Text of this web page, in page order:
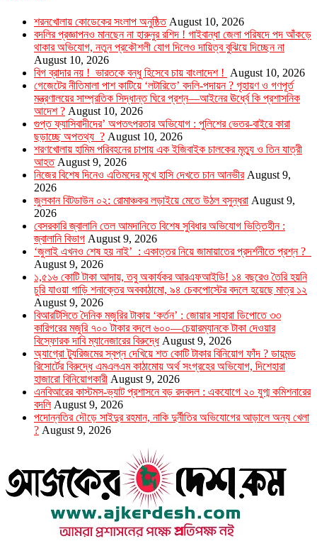
শরনখোলায় কোডেকের সংলাপ অনুষ্ঠিত August 10, 2026
বদলির প্রজ্ঞাপনও মানছেন না হারুনুর রশিদ ! গাইবান্ধা জেলা পরিষদে পদ আঁকড়ে
থাকার অভিযোগ, নতুন প্রকৌশলী যোগ দিলেও দায়িত্ব বুঝিয়ে দিচ্ছেন না
August 10, 2026
বিগ ব্রাদার নয় ! ভারতকে বন্ধু হিসেবে চায় বাংলাদেশ ! August 10, 2026
গেজেটের নীতিমালা পাশ কাটিয়ে ‘লটারিতে’ বদলি-পদায়ন ? গৃহায়ণ ও গণপূর্ত
মন্ত্রণালয়ের সাম্প্রতিক সিদ্ধান্ত ঘিরে প্রশ্ন—আইনের ঊর্ধ্বে কি প্রশাসনিক
আদেশ ? August 10, 2026
গুপ্ত ফ্যাসিবাদীদের’ অপতৎপরতার অভিযোগ : পুলিশের ভেতর-বাইরে কারা
ছড়াচ্ছে অপতথ্য ? August 10, 2026
শরণখোলায় হামিম পরিবহনের চাপায় এক ইজিবাইক চালকের মৃত্যু ও তিন যাত্রী
আহত August 9, 2026
নিজের বিশেষ দিনেও এতিমদের মুখে হাসি দেখতে চান আনভীর August 9,
2026
জুলকান বিটডাউন ০২: রোমাঞ্চকর লড়াইয়ে মেতে উঠল বসুন্ধরা August 9,
2026
বেসরকারি জ্বালানি তেল আমদানিতে বিশেষ সুবিধার অভিযোগ ভিত্তিহীন :
জ্বালানি বিভাগ August 9, 2026
‘জুলাই এখনও শেষ হয় নাই’ : একাত্তর নিয়ে জামায়াতের প্রদর্শনীতে প্রশ্ন ?
August 9, 2026
১,৫১৬ কোটি টাকা আদায়, তবু অকার্যকর আরএফআইডি! ১৪ বছরেও তৈরি হয়নি
চুরি যাওয়া গাড়ি শনাক্তের অবকাঠামো, ৯৪ চেকপোস্টের বদলে হয়েছে মাত্র ১২
August 9, 2026
বিআরটিসিতে দৈনিক মজুরির টাকায় ‘কর্তন’ : জোয়ার সাহারা ডিপোতে ৩৩
কারিগরের মজুরি ৭০০ টাকার বদলে ৬০০—চেয়ারম্যানকে টাকা দেওয়ার
বিস্ফোরক দাবি ম্যানেজারের বিরুদ্ধে August 9, 2026
অ্যাগ্রো ট্যুরিজমের স্বপ্ন দেখিয়ে শত কোটি টাকার বিনিয়োগ ফাঁদ ? ডায়মন্ড
রিসোর্টের বিরুদ্ধে এমএলএম কাঠামোয় অর্থ সংগ্রহের অভিযোগ, দিশেহারা
হাজারো বিনিয়োগকারী August 9, 2026
এনবিআরের কাস্টমস-ভ্যাট প্রশাসনে বড় রদবদল : একযোগে ২০ যুগ্ম কমিশনারের
বদলি August 9, 2026
পদোন্নতির দৌড়ে সাইদুর রহমান, নাকি দুর্নীতির অভিযোগের আড়ালে অন্য খেলা
? August 9, 2026